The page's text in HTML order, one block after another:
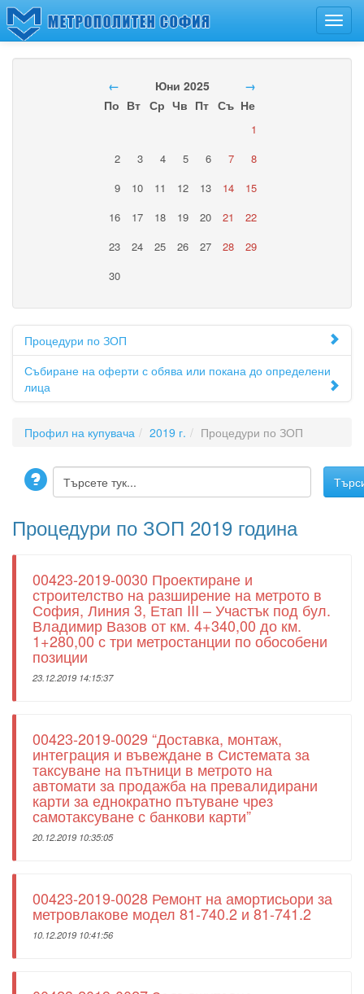
← Юни 2025
→
По Вт Ср Чв Пт Съ Не
1
2
3 4 5 6 7
8
9
10 11 12 13 14
15
16
17 18 19 20 21
22
23
24 25 26 27 28
29
30
Процедури по ЗОП
Събиране на оферти с обява или покана до определени
лица
Профил на купувача 2019 г. Процедури по ЗОП
Процедури по ЗОП 2019 година
00423-2019-0030 Проектиране и
строителство на разширение на метрото в
София, Линия 3, Етап III – Участък под бул.
Владимир Вазов от км. 4+340,00 до км.
1+280,00 с три метростанции по обособени
позиции
23.12.2019 14:15:37
00423-2019-0029 “Доставка, монтаж,
интеграция и въвеждане в Системата за
таксуване на пътници в метрото на
автомати за продажба на превалидирани
карти за еднократно пътуване чрез
самотаксуване с банкови карти”
20.12.2019 10:35:05
00423-2019-0028 Ремонт на амортисьори за
метровлакове модел 81-740.2 и 81-741.2
10.12.2019 10:41:56